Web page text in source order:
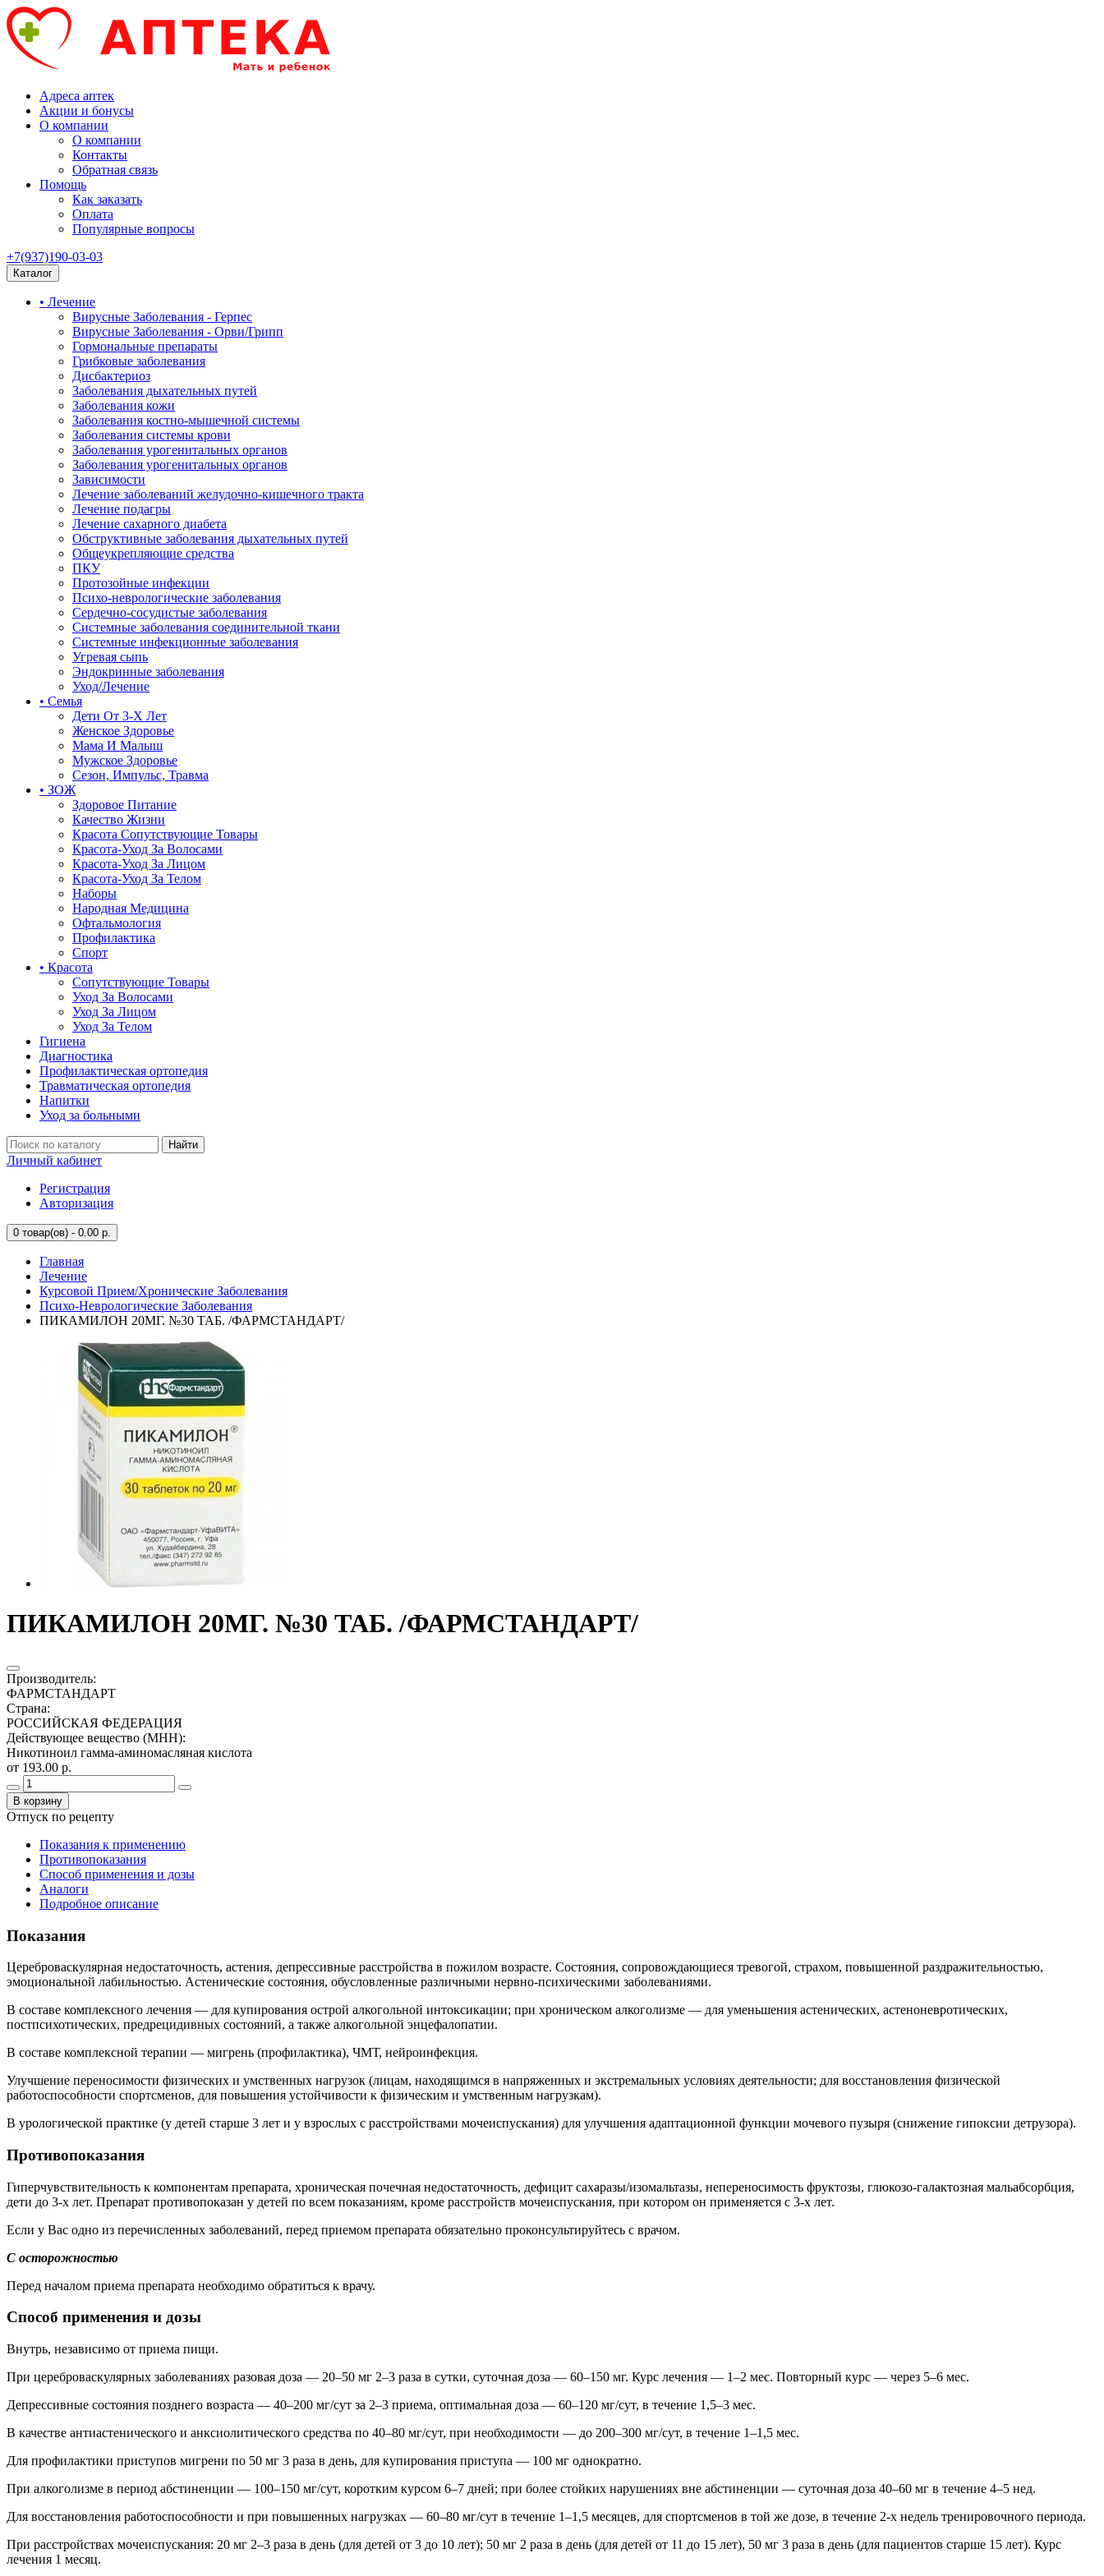
Адреса аптек
Акции и бонусы
О компании
О компании
Контакты
Обратная связь
Помощь
Как заказать
Оплата
Популярные вопросы
+7(937)190-03-03
Каталог
• Лечение
Вирусные Заболевания - Герпес
Вирусные Заболевания - Орви/Грипп
Гормональные препараты
Грибковые заболевания
Дисбактериоз
Заболевания дыхательных путей
Заболевания кожи
Заболевания костно-мышечной системы
Заболевания системы крови
Заболевания урогенитальных органов
Заболевания урогенитальных органов
Зависимости
Лечение заболеваний желудочно-кишечного тракта
Лечение подагры
Лечение сахарного диабета
Обструктивные заболевания дыхательных путей
Общеукрепляющие средства
ПКУ
Протозойные инфекции
Психо-неврологические заболевания
Сердечно-сосудистые заболевания
Системные заболевания соединительной ткани
Системные инфекционные заболевания
Угревая сыпь
Эндокринные заболевания
Уход/Лечение
• Семья
Дети От 3-Х Лет
Женское Здоровье
Мама И Малыш
Мужское Здоровье
Сезон, Импульс, Травма
• ЗОЖ
Здоровое Питание
Качество Жизни
Красота Сопутствующие Товары
Красота-Уход За Волосами
Красота-Уход За Лицом
Красота-Уход За Телом
Наборы
Народная Медицина
Офтальмология
Профилактика
Спорт
• Красота
Сопутствующие Товары
Уход За Волосами
Уход За Лицом
Уход За Телом
Гигиена
Диагностика
Профилактическая ортопедия
Травматическая ортопедия
Напитки
Уход за больными
Найти
Личный кабинет
Регистрация
Авторизация
0 товар(ов) - 0.00 р.
Главная
Лечение
Курсовой Прием/Хронические Заболевания
Психо-Неврологические Заболевания
ПИКАМИЛОН 20МГ. №30 ТАБ. /ФАРМСТАНДАРТ/
ПИКАМИЛОН 20МГ. №30 ТАБ. /ФАРМСТАНДАРТ/
Производитель:
ФАРМСТАНДАРТ
Страна:
РОССИЙСКАЯ ФЕДЕРАЦИЯ
Действующее вещество (МНН):
Никотиноил гамма-аминомасляная кислота
от 193.00 р.
В корзину
Отпуск по рецепту
Показания к применению
Противопоказания
Способ применения и дозы
Аналоги
Подробное описание
Показания
Цереброваскулярная недостаточность, астения, депрессивные расстройства в пожилом возрасте. Состояния, сопровождающиеся тревогой, страхом, повышенной раздражительностью,
эмоциональной лабильностью. Астенические состояния, обусловленные различными нервно-психическими заболеваниями.
В составе комплексного лечения — для купирования острой алкогольной интоксикации; при хроническом алкоголизме — для уменьшения астенических, астеноневротических,
постпсихотических, предрецидивных состояний, а также алкогольной энцефалопатии.
В составе комплексной терапии — мигрень (профилактика), ЧМТ, нейроинфекция.
Улучшение переносимости физических и умственных нагрузок (лицам, находящимся в напряженных и экстремальных условиях деятельности; для восстановления физической
работоспособности спортсменов, для повышения устойчивости к физическим и умственным нагрузкам).
В урологической практике (у детей старше 3 лет и у взрослых с расстройствами мочеиспускания) для улучшения адаптационной функции мочевого пузыря (снижение гипоксии детрузора).
Противопоказания
Гиперчувствительность к компонентам препарата, хроническая почечная недостаточность, дефицит сахаразы/изомальтазы, непереносимость фруктозы, глюкозо-галактозная мальабсорбция,
дети до 3‑х лет. Препарат противопоказан у детей по всем показаниям, кроме расстройств мочеиспускания, при котором он применяется с 3-х лет.
Если у Вас одно из перечисленных заболеваний, перед приемом препарата обязательно проконсультируйтесь с врачом.
С осторожностью
Перед началом приема препарата необходимо обратиться к врачу.
Способ применения и дозы
Внутрь, независимо от приема пищи.
При цереброваскулярных заболеваниях разовая доза — 20–50 мг 2–3 раза в сутки, суточная доза — 60–150 мг. Курс лечения — 1–2 мес. Повторный курс — через 5–6 мес.
Депрессивные состояния позднего возраста — 40–200 мг/сут за 2–3 приема, оптимальная доза — 60–120 мг/сут, в течение 1,5–3 мес.
В качестве антиастенического и анксиолитического средства по 40–80 мг/сут, при необходимости — до 200–300 мг/сут, в течение 1–1,5 мес.
Для профилактики приступов мигрени по 50 мг 3 раза в день, для купирования приступа — 100 мг однократно.
При алкоголизме в период абстиненции — 100–150 мг/сут, коротким курсом 6–7 дней; при более стойких нарушениях вне абстиненции — суточная доза 40–60 мг в течение 4–5 нед.
Для восстановления работоспособности и при повышенных нагрузках — 60–80 мг/сут в течение 1–1,5 месяцев, для спортсменов в той же дозе, в течение 2-х недель тренировочного периода.
При расстройствах мочеиспускания: 20 мг 2–3 раза в день (для детей от 3 до 10 лет); 50 мг 2 раза в день (для детей от 11 до 15 лет), 50 мг 3 раза в день (для пациентов старше 15 лет). Курс
лечения 1 месяц.